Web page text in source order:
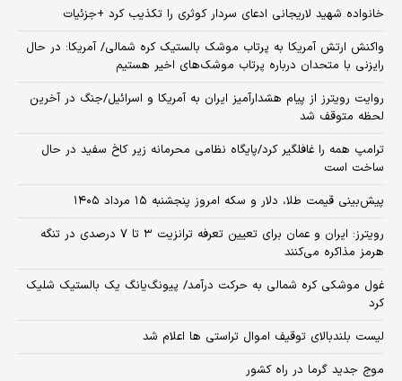
خانواده شهید لاریجانی ادعای سردار کوثری را تکذیب کرد +جزئیات
واکنش ارتش آمریکا به پرتاب موشک بالستیک کره شمالی/ آمریکا: در حال
رایزنی با متحدان درباره پرتاب موشک‌های اخیر هستیم
روایت رویترز از پیام هشدارآمیز ایران به آمریکا و اسرائیل/جنگ در آخرین
لحظه متوقف شد
ترامپ همه را غافلگیر کرد/پایگاه نظامی محرمانه زیر کاخ سفید در حال
ساخت است
پیش‌بینی قیمت طلا، دلار و سکه امروز پنجشنبه ۱۵ مرداد ۱۴۰۵
رویترز: ایران و عمان برای تعیین تعرفه ترانزیت ۳ تا ۷ درصدی در تنگه
هرمز مذاکره می‌کنند
غول موشکی کره شمالی به حرکت درآمد/ پیونگ‌یانگ یک بالستیک شلیک
کرد
لیست بلندبالای توقیف اموال تراستی ها اعلام شد
موج جدید گرما در راه کشور